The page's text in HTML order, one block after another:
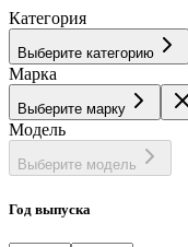
Категория
Выберите категорию
Марка
Выберите марку
Модель
Выберите модель
Год выпуска